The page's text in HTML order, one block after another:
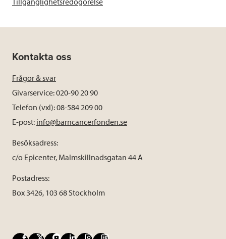
Kontakta oss
Frågor & svar
Givarservice: 020-90 20 90
Telefon (vxl): 08-584 209 00
E-post: info@barncancerfonden.se
Besöksadress:
c/o Epicenter, Malmskillnadsgatan 44 A
Postadress:
Box 3426, 103 68 Stockholm